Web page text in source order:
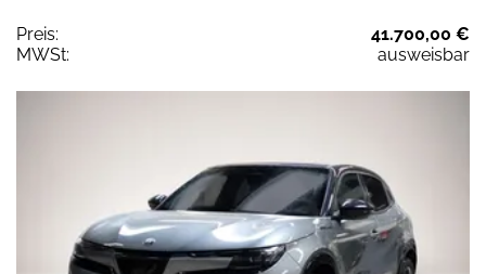
Preis:
41.700,00 €
MWSt:
ausweisbar